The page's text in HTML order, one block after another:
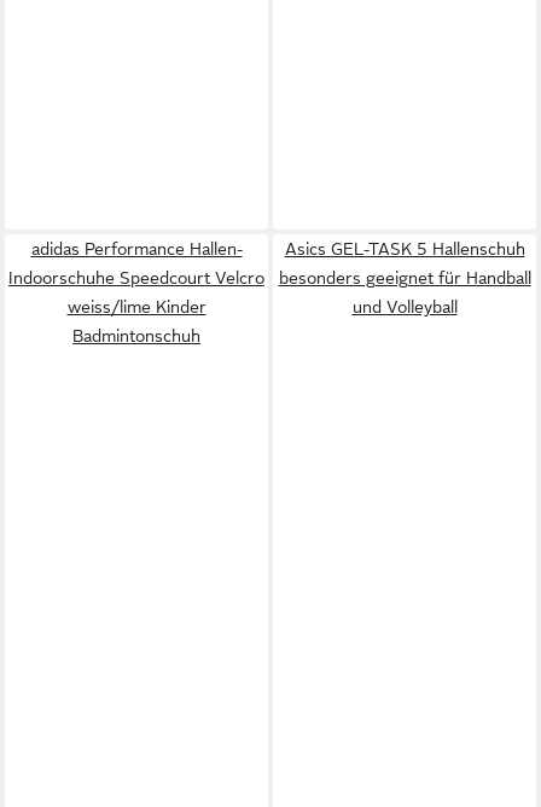
adidas Performance Hallen-
Indoorschuhe Speedcourt Velcro
weiss/lime Kinder
Badmintonschuh
Asics GEL-TASK 5 Hallenschuh
besonders geeignet für Handball
und Volleyball